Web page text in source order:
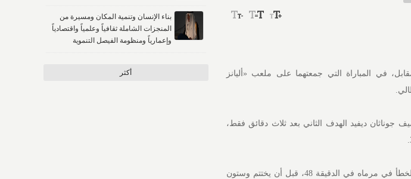
في المباراة التي جمعتهما على ملعب «أليانز
مبكرًا في الدقيقة 12، قبل أن يضيف جوناثان ديفيد الهدف الثاني بعد ثلاث دقائق فقط،
ومع انطلاق الشوط الثاني، سجل فيليبو تيراتشيانو الهدف الرابع بالخطأ في مرماه في الدقيقة 48، قبل أن يختتم وستون
بناء الإنسان وتنمية المكان ومسيرة من
المنجزات الشاملة ثقافياً وعلمياً واقتصادياً
وإعمارياً ومنظومة الفيصل التنموية
أكثر